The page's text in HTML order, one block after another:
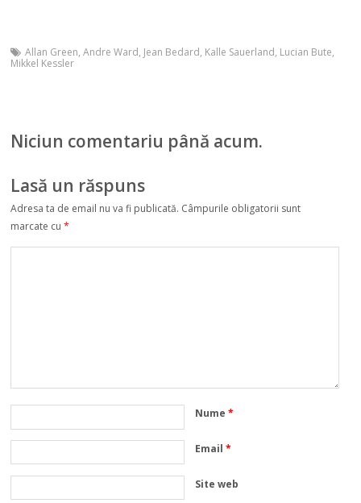
Allan Green,Andre Ward, Jean Bedard, Kalle Sauerland, Lucian Bute,
Mikkel Kessler
Niciun comentariu până acum.
Lasă un răspuns
Adresa ta de email nu va fi publicată. Câmpurile obligatorii sunt
marcate cu*
Nume*
Email*
Site web